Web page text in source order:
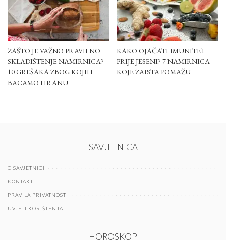
ZAŠTO JE VAŽNO PRAVILNO
SKLADIŠTENJE NAMIRNICA?
10 GREŠAKA ZBOG KOJIH
BACAMO HRANU
KAKO OJAČATI IMUNITET
PRIJE JESENI? 7 NAMIRNICA
KOJE ZAISTA POMAŽU
SAVJETNICA
O SAVJETNICI
KONTAKT
PRAVILA PRIVATNOSTI
UVJETI KORIŠTENJA
HOROSKOP